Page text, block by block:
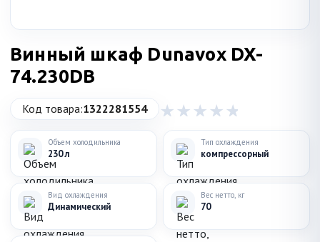
Винный шкаф Dunavox DX-
74.230DB
Код товара:1322281554
Объем холодильника
230 л
Тип охлаждения
компрессорный
Вид охлаждения
Динамический
Вес нетто, кг
70